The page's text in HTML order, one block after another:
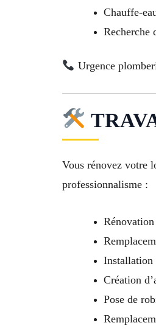
Chauffe-
Recherche
Urgence
Vous rénovez votre
professionnalisme :
Installation
Création
Pose de